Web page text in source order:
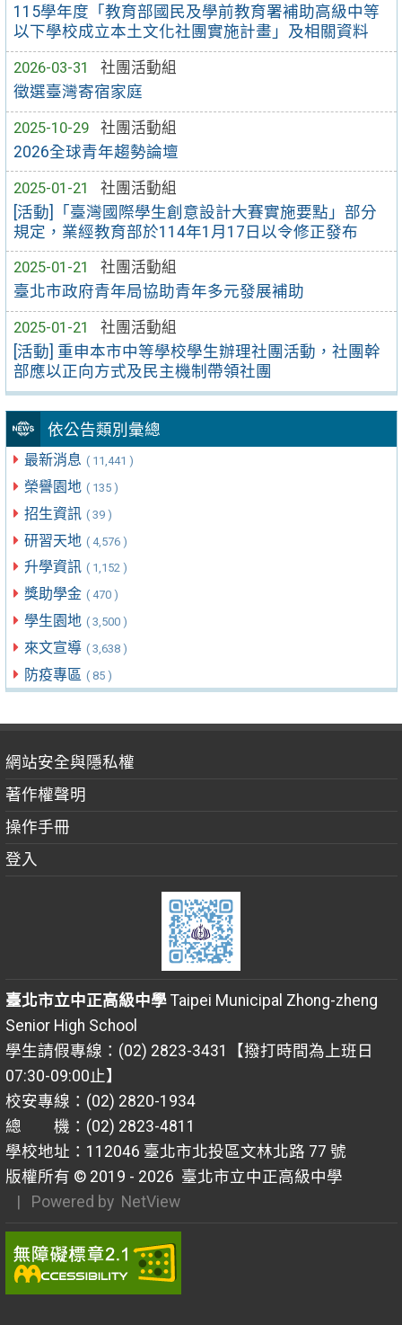
115學年度「教育部國民及學前教育署補助高級中等
以下學校成立本土文化社團實施計畫」及相關資料
2026-03-31
社團活動組
徵選臺灣寄宿家庭
2025-10-29
社團活動組
2026全球青年趨勢論壇
2025-01-21
社團活動組
[活動]「臺灣國際學生創意設計大賽實施要點」部分
規定，業經教育部於114年1月17日以令修正發布
2025-01-21
社團活動組
臺北市政府青年局協助青年多元發展補助
2025-01-21
社團活動組
[活動] 重申本市中等學校學生辦理社團活動，社團幹
部應以正向方式及民主機制帶領社團
依公告類別彙總
最新消息 ( 11,441 )
榮譽園地 ( 135 )
招生資訊 ( 39 )
研習天地 ( 4,576 )
升學資訊 ( 1,152 )
獎助學金 ( 470 )
學生園地 ( 3,500 )
來文宣導 ( 3,638 )
防疫專區 ( 85 )
網站安全與隱私權
著作權聲明
操作手冊
登入
臺北市立中正高級中學Taipei Municipal Zhong-zheng
Senior High School
學生請假專線：(02) 2823-3431【撥打時間為上班日
07:30-09:00止】
校安專線：(02) 2820-1934
總 機：(02) 2823-4811
學校地址：112046 臺北市北投區文林北路 77 號
版權所有 © 2019 - 2026 臺北市立中正高級中學
| Powered by NetView